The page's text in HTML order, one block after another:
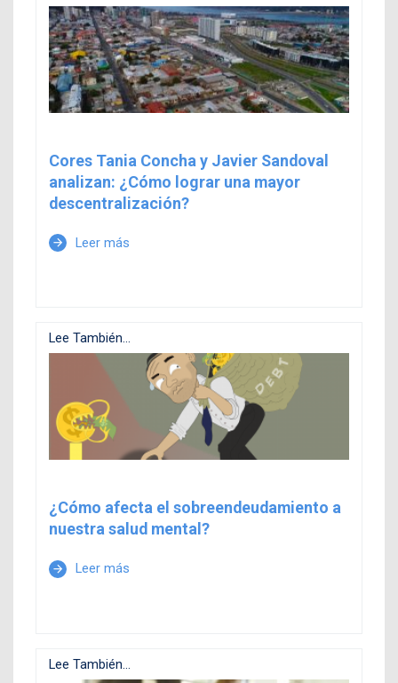
Cores Tania Concha y Javier Sandoval
analizan: ¿Cómo lograr una mayor
descentralización?
arrow_forward Leer más
Lee También...
¿Cómo afecta el sobreendeudamiento a
nuestra salud mental?
arrow_forward Leer más
Lee También...